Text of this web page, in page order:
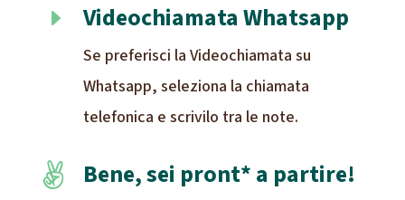
E Videochiamata Whatsapp
Se preferisci la Videochiamata su
Whatsapp, seleziona la chiamata
telefonica e scrivilo tra le note.
 Bene, sei pront* a partire!